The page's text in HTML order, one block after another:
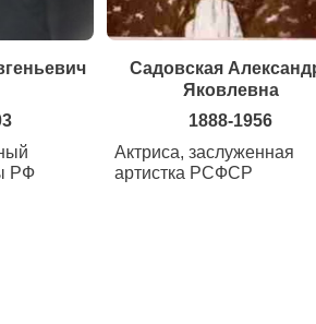
РФ
Садовская
Яковлевна
1888-1956
Актриса, заслуженная
артистка РСФСР